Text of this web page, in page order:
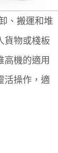
、搬運和堆
貨物或棧板
高機的適用
活操作，適